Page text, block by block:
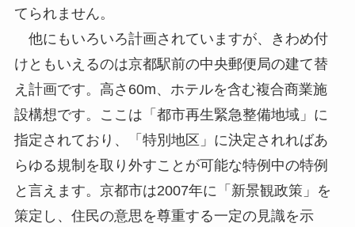
てられません。
他にもいろいろ計画されていますが、きわめ付
けともいえるのは京都駅前の中央郵便局の建て替
え計画です。高さ60m、ホテルを含む複合商業施
設構想です。ここは「都市再生緊急整備地域」に
指定されており、「特別地区」に決定されればあ
らゆる規制を取り外すことが可能な特例中の特例
と言えます。京都市は2007年に「新景観政策」を
策定し、住民の意思を尊重する一定の見識を示